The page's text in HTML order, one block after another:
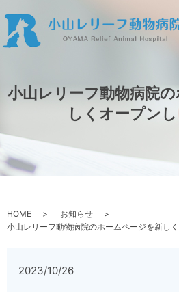
小山レリーフ動物病院
しくオープン
HOME
お知らせ
小山レリーフ動物病院のホームページを新しく
2023/10/26